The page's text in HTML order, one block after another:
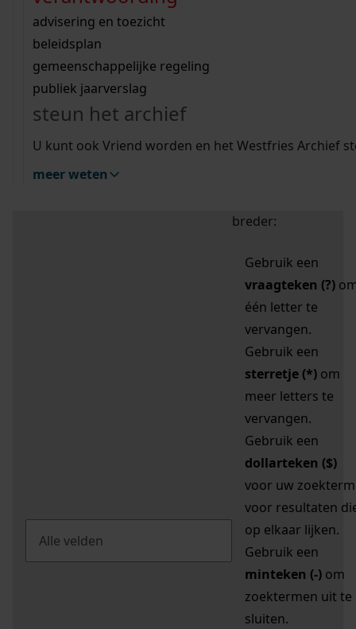
bouwvergunningen
omgevingsvergunningen
vergunningen
beeld en geluid
uitleg nodig?
Wij helpen u op weg met een aantal zoektips.
bekijk alle zoektips
Wij helpen u op weg met een aantal zoektips.
bekijk alle zoektips
bekijk ons geschiedenislokaal
advisering en toezicht
beleidsplan
gemeenschappelijke regeling
publiek jaarverslag
steun het archief
U kunt ook Vriend worden en het Westfries Archief
meer weten
zoektips
Mijn Studiezaal (inloggen)
uw zoekopdracht te
breder:
Gebruik een
vraagteken (?)
één letter te
vervangen.
Gebruik een
sterretje (*) om
meer letters te
vervangen.
Gebruik een
dollarteken ($)
voor uw zoekterm
voor resultaten
op elkaar lijken.
Gebruik een
minteken (-) om
zoektermen uit te
sluiten.